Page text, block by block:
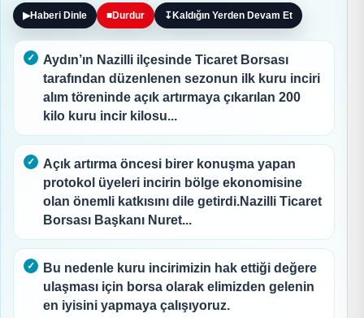
▶Haberi Dinle ■Durdur ↧ Kaldığın Yerden Devam Et
Aydın’ın Nazilli ilçesinde Ticaret Borsası
tarafından düzenlenen sezonun ilk kuru inciri
alım töreninde açık artırmaya çıkarılan 200
kilo kuru incir kilosu...
Açık artırma öncesi birer konuşma yapan
protokol üyeleri incirin bölge ekonomisine
olan önemli katkısını dile getirdi.Nazilli Ticaret
Borsası Başkanı Nuret...
Bu nedenle kuru incirimizin hak ettiği değere
ulaşması için borsa olarak elimizden gelenin
en iyisini yapmaya çalışıyoruz.